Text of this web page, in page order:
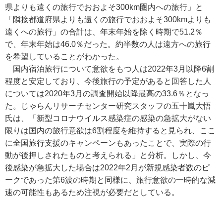
県よりも遠くの旅行でおおよそ300km圏内への旅行」と
「隣接都道府県よりも遠くの旅行でおおよそ300kmよりも
遠くへの旅行」の合計は、年末年始を除く時期で51.2％
で、年末年始は46.0％だった。約半数の人は遠方への旅行
を希望していることがわかった。
国内宿泊旅行について意欲をもつ人は2022年3月以降6割
程度と安定しており、今後旅行の予定があると回答した人
については2020年3月の調査開始以降最高の33.6％となっ
た。じゃらんリサーチセンター研究スタッフの五十嵐大悟
氏は、「新型コロナウイルス感染症の感染の急拡大がない
限りは国内の旅行意欲は6割程度を維持すると見られ、ここ
に全国旅行支援のキャンペーンもあったことで、実際の行
動が後押しされたものと考えられる」と分析。しかし、今
後感染が急拡大した場合は2022年2月が新規感染者数のピ
ークであった第6波の時期と同様に、旅行意欲の一時的な減
速の可能性もあるため注視が必要だとしている。